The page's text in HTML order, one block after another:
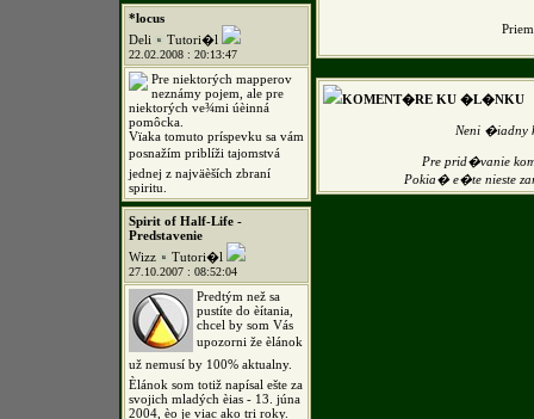
*locus
Deli
Tutori�l
22.02.2008 : 20:13:47
Pre niektorých mapperov
neznámy pojem, ale pre
niektorých ve¾mi úèinná
pomôcka.
Vïaka tomuto príspevku sa vám
posnažím priblíži tajomstvá
jednej z najväèších zbraní
spiritu.
Spirit of Half-Life -
Predstavenie
Wizz
Tutori�l
27.10.2007 : 08:52:04
Predtým než sa
pustíte do èítania,
chcel by som Vás
upozorni že èlánok
už nemusí by 100% aktualny.
Èlánok som totiž napísal ešte za
svojich mladých èias - 13. júna
2004, èo je viac ako tri roky.
KOMENT�RE KU �L�NKU
Neni �iadny
Pre prid�vanie
Pokia� e�te nieste